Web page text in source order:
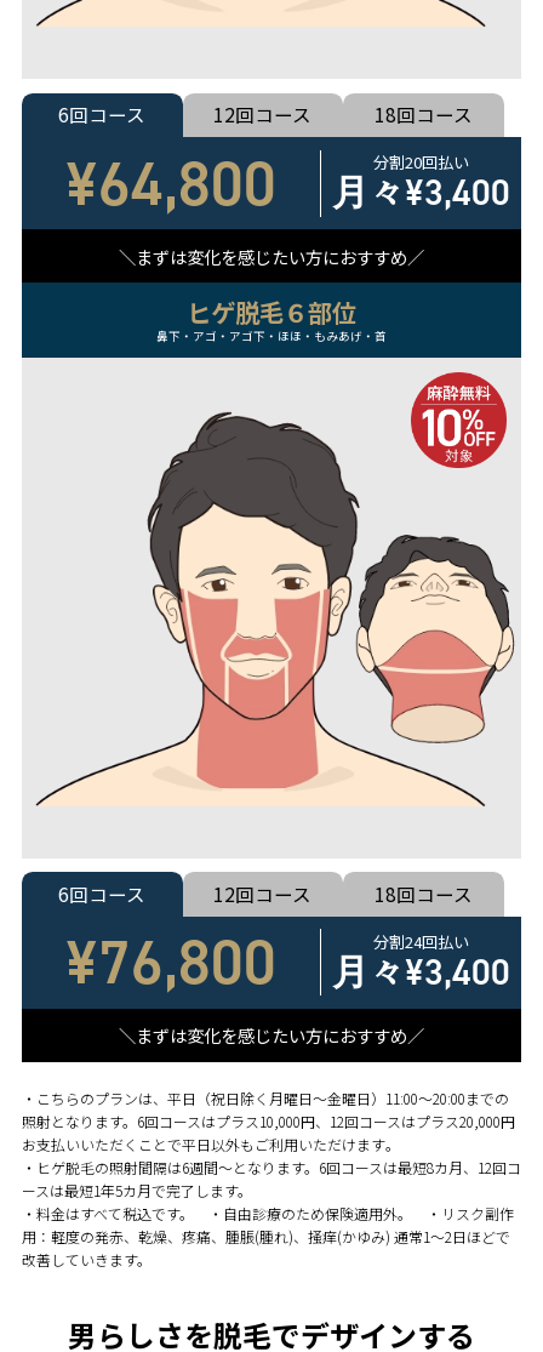
6回コース 12回コース 18回コース
¥64,800 分割20回払い
月々¥3,400
まずは変化を感じたい方におすすめ
ヒゲ脱毛６部位
鼻下・アゴ・アゴ下・ほほ・もみあげ・首
6回コース 12回コース 18回コース
¥76,800 分割24回払い
月々¥3,400
まずは変化を感じたい方におすすめ
・こちらのプランは、平日（祝日除く月曜日〜金曜日）11:00～20:00までの
照射となります。6回コースはプラス10,000円、12回コースはプラス20,000円
お支払いいただくことで平日以外もご利用いただけます｡
・ヒゲ脱毛の照射間隔は6週間～となります。6回コースは最短8カ月、12回コ
ースは最短1年5カ月で完了します。
・料金はすべて税込です。 ・自由診療のため保険適用外。 ・リスク副作
用：軽度の発赤、乾燥、疼痛、腫脹(腫れ)、掻痒(かゆみ) 通常1～2日ほどで
改善していきます。
男らしさを脱毛でデザインする